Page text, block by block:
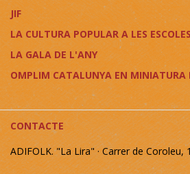
JIF
LA CULTURA POPULAR A LES ESCOLES
LA GALA DE L'ANY
OMPLIM CATALUNYA EN MINIATURA
CONTACTE
ADIFOLK. "La Lira" · Carrer de Coroleu,